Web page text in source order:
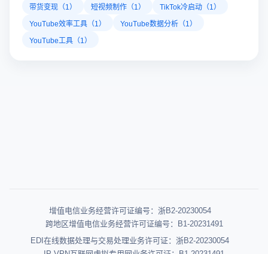
带货变现（1） 短视频制作（1）
TikTok冷启动（1）
YouTube效率工具（1）
YouTube数据分析（1）
YouTube工具（1）
增值电信业务经营许可证编号：浙B2-20230054
跨地区增值电信业务经营许可证编号：B1-20231491
EDI在线数据处理与交易处理业务许可证：浙B2-20230054